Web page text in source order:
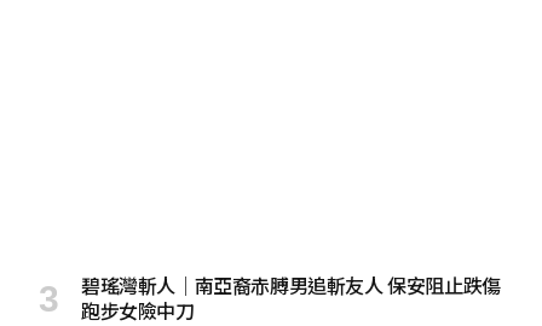
碧瑤灣斬人│南亞裔赤膊男追斬友人 保安阻止跌傷
跑步女險中刀